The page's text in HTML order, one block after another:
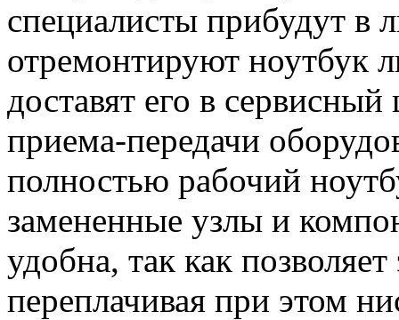
специалисты прибудут в
отремонтируют ноутбук
доставят его в
приема-передачи
полностью рабочий
замененные узлы и
удобна, так как
переплачивая при этом